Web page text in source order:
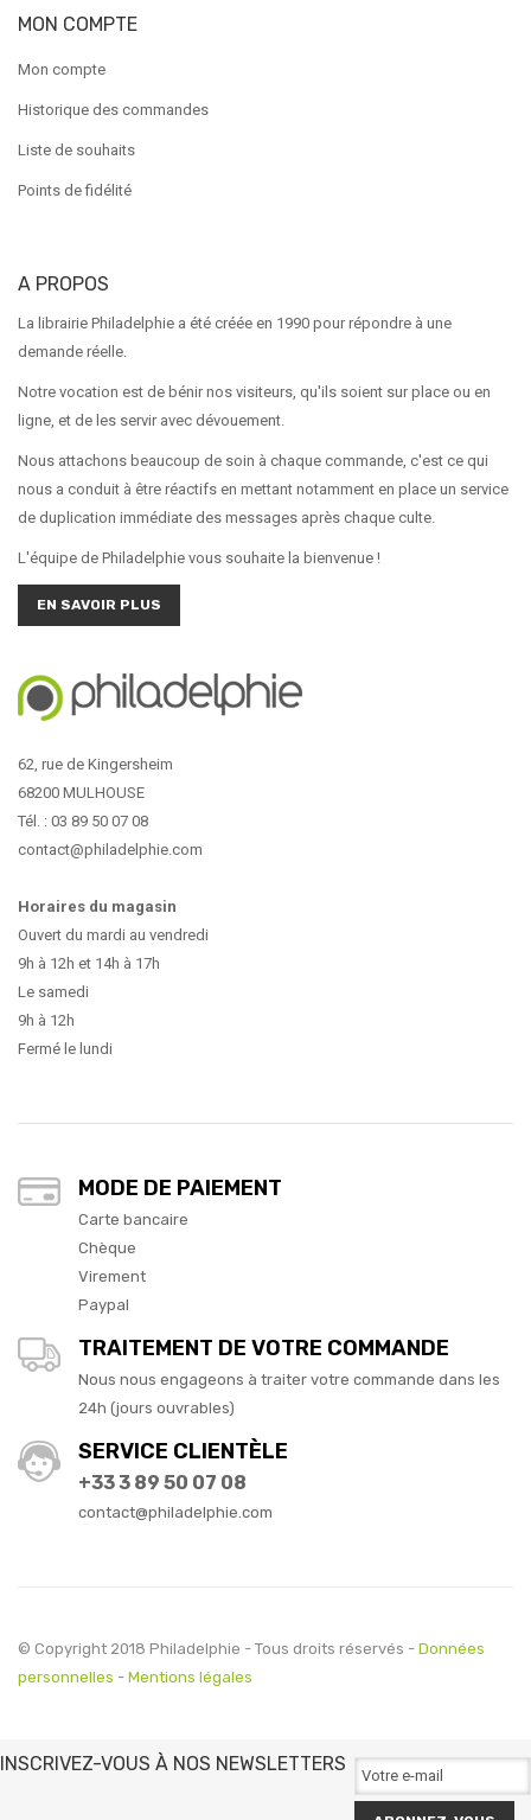
MON COMPTE
Mon compte
Historique des commandes
Liste de souhaits
Points de fidélité
A PROPOS
La librairie Philadelphie a été créée en 1990 pour répondre à une
demande réelle.
Notre vocation est de bénir nos visiteurs, qu'ils soient sur place ou en
ligne, et de les servir avec dévouement.
Nous attachons beaucoup de soin à chaque commande, c'est ce qui
nous a conduit à être réactifs en mettant notamment en place un service
de duplication immédiate des messages après chaque culte.
L'équipe de Philadelphie vous souhaite la bienvenue !
EN SAVOIR PLUS
62, rue de Kingersheim
68200 MULHOUSE
Tél. : 03 89 50 07 08
contact@philadelphie.com
Horaires du magasin
Ouvert du mardi au vendredi
9h à 12h et 14h à 17h
Le samedi
9h à 12h
Fermé le lundi
MODE DE PAIEMENT
Carte bancaire
Chèque
Virement
Paypal
TRAITEMENT DE VOTRE COMMANDE
Nous nous engageons à traiter votre commande dans les
24h (jours ouvrables)
SERVICE CLIENTÈLE
+33 3 89 50 07 08
contact@philadelphie.com
© Copyright 2018 Philadelphie - Tous droits réservés - Données
personnelles - Mentions légales
INSCRIVEZ-VOUS À NOS NEWSLETTERS